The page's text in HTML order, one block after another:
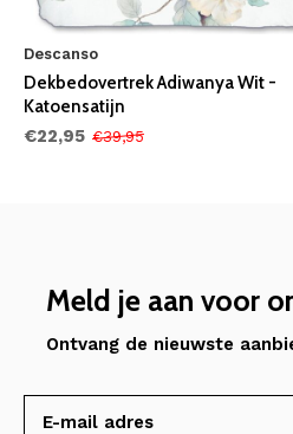
Descanso
Dekbedovertrek Adiwanya Wit -
Katoensatijn
€22,95 €39,95
Meld je aan voor
Ontvang de nieuwste